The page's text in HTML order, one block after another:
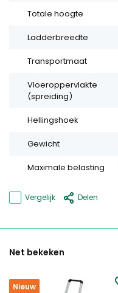
Totale hoogte
Ladderbreedte
Transportmaat
Vloeroppervlakte
(spreiding)
Hellingshoek
Gewicht
Maximale belasting
Vergelijk Delen
Net bekeken
Nieuw